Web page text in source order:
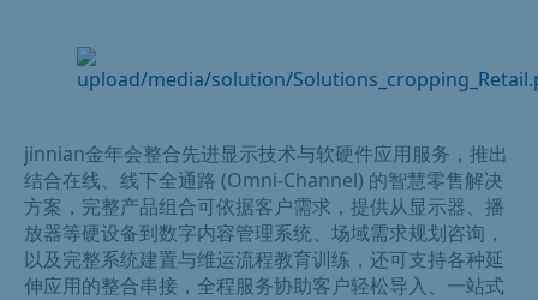
jinnian金年会整合先进显示技术与软硬件应用服务，推出
结合在线、线下全通路 (Omni-Channel) 的智慧零售解决
方案，完整产品组合可依据客户需求，提供从显示器、播
放器等硬设备到数字内容管理系统、场域需求规划咨询，
以及完整系统建置与维运流程教育训练，还可支持各种延
伸应用的整合串接，全程服务协助客户轻松导入、一站式